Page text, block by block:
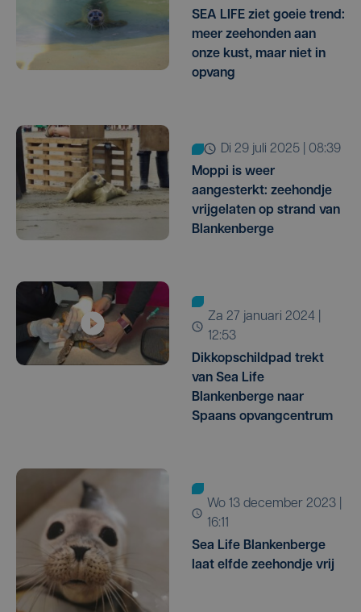
SEA LIFE ziet goeie trend:
meer zeehonden aan
onze kust, maar niet in
opvang
di 29 juli 2025 | 08:39
Moppi is weer
aangesterkt: zeehondje
vrijgelaten op strand van
Blankenberge
za 27 januari 2024 |
12:53
Dikkopschildpad trekt
van Sea Life
Blankenberge naar
Spaans opvangcentrum
wo 13 december 2023 |
16:11
Sea Life Blankenberge
laat elfde zeehondje vrij